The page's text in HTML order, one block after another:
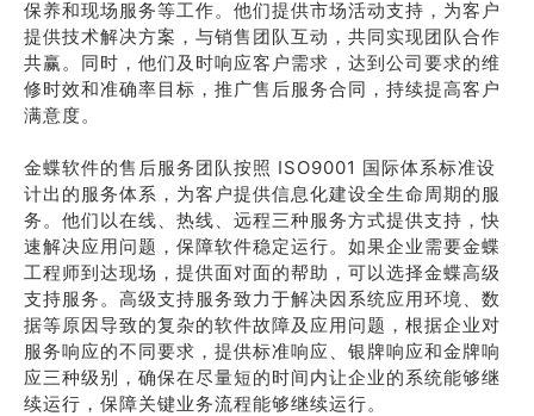
保养和现场服务等工作。他们提供市场活动支持，为客户
提供技术解决方案，与销售团队互动，共同实现团队合作
共赢。同时，他们及时响应客户需求，达到公司要求的维
修时效和准确率目标，推广售后服务合同，持续提高客户
满意度。
金蝶软件的售后服务团队按照 ISO9001 国际体系标准设
计出的服务体系，为客户提供信息化建设全生命周期的服
务。他们以在线、热线、远程三种服务方式提供支持，快
速解决应用问题，保障软件稳定运行。如果企业需要金蝶
工程师到达现场，提供面对面的帮助，可以选择金蝶高级
支持服务。高级支持服务致力于解决因系统应用环境、数
据等原因导致的复杂的软件故障及应用问题，根据企业对
服务响应的不同要求，提供标准响应、银牌响应和金牌响
应三种级别，确保在尽量短的时间内让企业的系统能够继
续运行，保障关键业务流程能够继续运行。